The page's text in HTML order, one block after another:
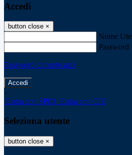
Accedi
button close ×
Nome
Password
Password dimenticata?
-
Entra con SPID Entra con CIE
Seleziona utente
button close ×